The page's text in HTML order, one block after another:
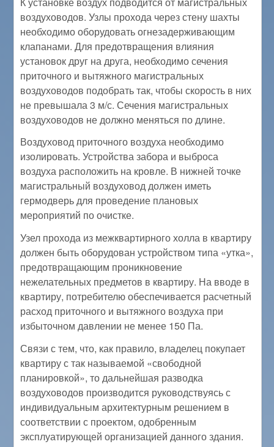
воздуховодов. Узлы прохода через стену шахты
необходимо оборудовать огнезадерживающим
клапанами. Для предотвращения влияния
установок друг на друга, необходимо сечения
приточного и вытяжного магистральных
воздуховодов подобрать так, чтобы скорость в них
не превышала 3 м/с. Сечения магистральных
воздуховодов не должно меняться по длине.
Воздуховод приточного воздуха необходимо
изолировать. Устройства забора и выброса
воздуха расположить на кровле. В нижней точке
магистральный воздуховод должен иметь
гермодверь для проведение плановых
мероприятий по очистке.
Узел прохода из межквартирного холла в квартиру
должен быть оборудован устройством типа «утка»,
предотвращающим проникновение
нежелательных предметов в квартиру. На вводе в
квартиру, потребителю обеспечивается расчетный
расход приточного и вытяжного воздуха при
избыточном давлении не менее 150 Па.
Связи с тем, что, как правило, владелец покупает
квартиру с так называемой «свободной
планировкой», то дальнейшая разводка
воздуховодов производится руководствуясь с
индивидуальным архитектурным решением в
соответствии с проектом, одобренным
эксплуатирующей организацией данного здания.